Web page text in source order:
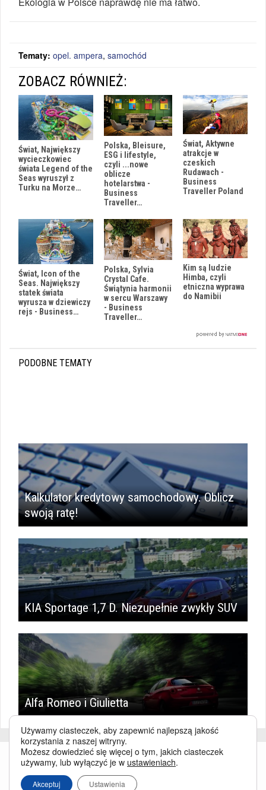
Tematy: opel. ampera, samochód
ZOBACZ RÓWNIEŻ:
Świat, Największy
wycieczkowiec
świata Legend of the
Seas wyruszył z
Turku na Morze…
Polska, Bleisure,
ESG i lifestyle,
czyli ...nowe
oblicze
hotelarstwa -
Business
Traveller…
Świat, Aktywne
atrakcje w
czeskich
Rudawach -
Business
Traveller Poland
Świat, Icon of the
Seas. Największy
statek świata
wyrusza w dziewiczy
rejs - Business…
Polska, Sylvia
Crystal Cafe.
Świątynia harmonii
w sercu Warszawy
- Business
Traveller…
Kim są ludzie
Himba, czyli
etniczna wyprawa
do Namibii
PODOBNE TEMATY
Kalkulator kredytowy samochodowy. Oblicz
swoją ratę!
KIA Sportage 1,7 D. Niezupełnie zwykły SUV
Alfa Romeo i Giulietta
Używamy ciasteczek, aby zapewnić najlepszą jakość
korzystania z naszej witryny.
Możesz dowiedzieć się więcej o tym, jakich ciasteczek
używamy, lub wyłączyć je w ustawieniach.
Akceptuj Ustawienia